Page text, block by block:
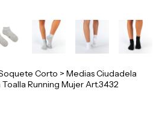
Corto > Medias Ciudadela
Running Mujer Art.3432